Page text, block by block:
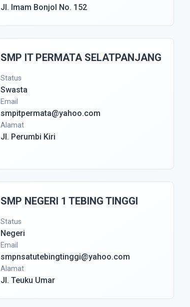
Jl. Imam Bonjol No. 152
SMP IT PERMATA SELATPANJANG
Status
Swasta
Email
smpitpermata@yahoo.com
Alamat
Jl. Perumbi Kiri
SMP NEGERI 1 TEBING TINGGI
Status
Negeri
Email
smpnsatutebingtinggi@yahoo.com
Alamat
Jl. Teuku Umar